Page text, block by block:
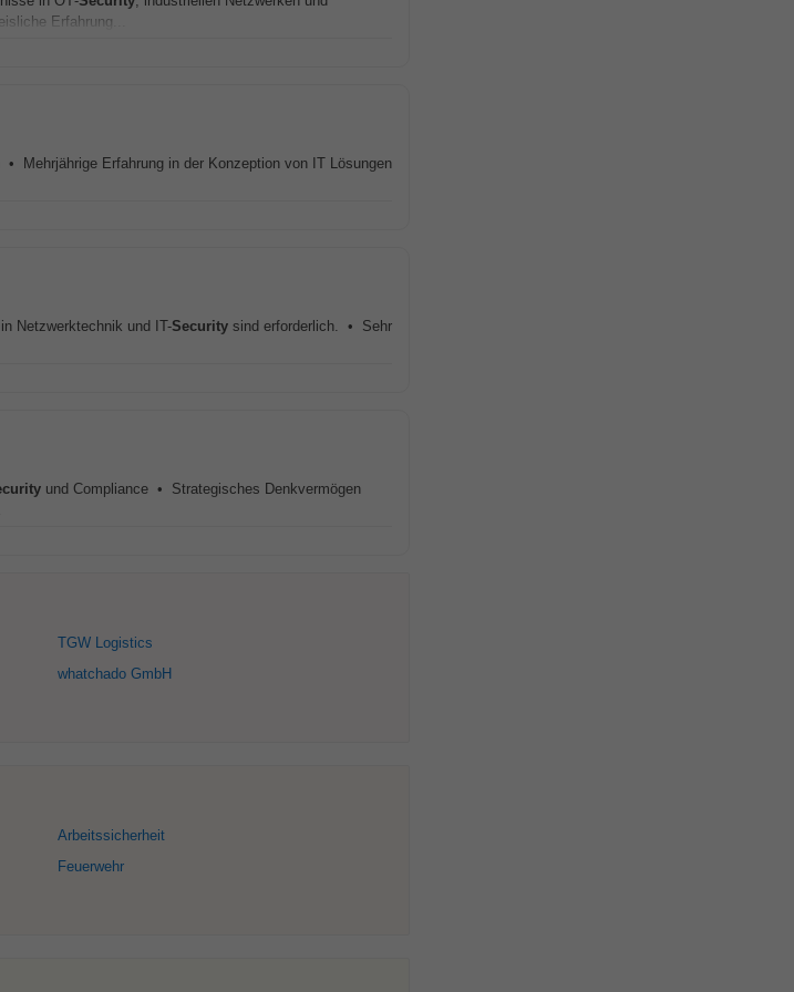
Erfahrung...
Mehrjährige Erfahrung in der Konzeption von IT Lösungen
Netzwerktechnik und IT-Security sind erforderlich. • Sehr
und Compliance • Strategisches Denkvermögen
TGW Logistics
whatchado GmbH
Arbeitssicherheit
Feuerwehr